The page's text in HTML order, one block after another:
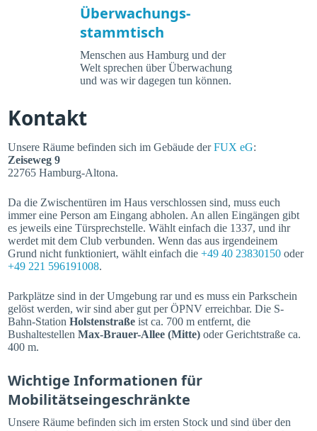
Überwachungs-
stammtisch
Menschen aus Hamburg und der
Welt sprechen über Überwachung
und was wir dagegen tun können.
Kontakt
Unsere Räume befinden sich im Gebäude derFUX eG:
Zeiseweg 9
22765 Hamburg-Altona.
Da die Zwischentüren im Haus verschlossen sind, muss euch
immer eine Person am Eingang abholen. An allen Eingängen gibt
es jeweils eine Türsprechstelle. Wählt einfach die 1337, und ihr
werdet mit dem Club verbunden. Wenn das aus irgendeinem
Grund nicht funktioniert, wählt einfach die+49 40 23830150 oder
+49 221 596191008.
Parkplätze sind in der Umgebung rar und es muss ein Parkschein
gelöst werden, wir sind aber gut per ÖPNV erreichbar. Die S-
Bahn-StationHolstenstraße ist ca. 700 m entfernt, die
BushaltestellenMax-Brauer-Allee (Mitte) oder Gerichtstraße ca.
400 m.
Wichtige Informationen für
Mobilitätseingeschränkte
Unsere Räume befinden sich im ersten Stock und sind über den